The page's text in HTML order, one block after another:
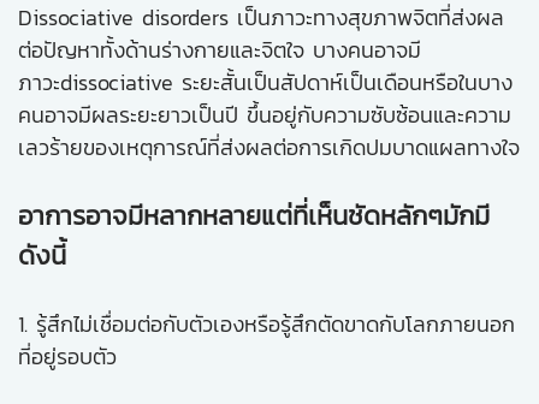
Dissociative disorders เป็นภาวะทางสุขภาพจิตที่ส่งผล
ต่อปัญหาทั้งด้านร่างกายและจิตใจ บางคนอาจมี
ภาวะdissociative ระยะสั้นเป็นสัปดาห์เป็นเดือนหรือในบาง
คนอาจมีผลระยะยาวเป็นปี ขึ้นอยู่กับความซับซ้อนและความ
เลวร้ายของเหตุการณ์ที่ส่งผลต่อการเกิดปมบาดแผลทางใจ
อาการอาจมีหลากหลายแต่ที่เห็นชัดหลักๆมักมี
ดังนี้
1. รู้สึกไม่เชื่อมต่อกับตัวเองหรือรู้สึกตัดขาดกับโลกภายนอก
ที่อยู่รอบตัว